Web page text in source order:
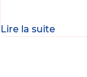
Lire la suite